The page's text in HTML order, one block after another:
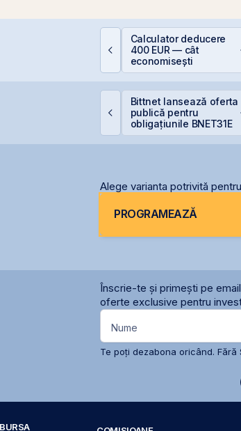
Calculator deducere
400 EUR — cât
economisești
Bittnet lansează oferta
publică pentru
obligațiunile BNET31E
Alege varianta potrivită
PROGRAMEAZĂ
Înscrie-te și primești pe
oferte exclusive pentru
Nume
Te poți dezabona oricând. Fără